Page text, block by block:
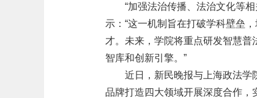
“加强法治传播、法治文化等
示：“这一机制旨在打破学科壁垒
才。未来，学院将重点研发智慧
智库和创新引擎。”
近日，新民晚报与上海政法学
品牌打造四大领域开展深度合作，